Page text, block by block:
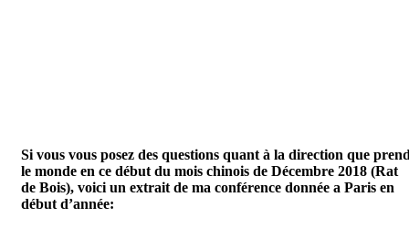
Si vous vous posez des questions quant à la direction que
le monde en ce début du mois chinois de Décembre 2018 (Rat
de Bois), voici un extrait de ma conférence donnée a Paris en
début d’année: